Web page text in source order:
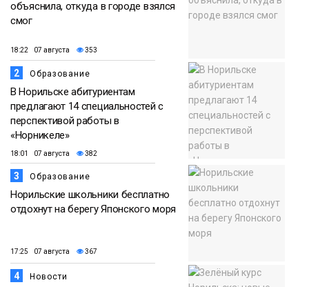
объяснила, откуда в городе взялся
смог
18:22 07 августа 353
2 Образование
В Норильске абитуриентам
предлагают 14 специальностей с
перспективой работы в
«Норникеле»
18:01 07 августа 382
3 Образование
Норильские школьники бесплатно
отдохнут на берегу Японского моря
17:25 07 августа 367
4 Новости